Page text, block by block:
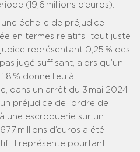
(19,6 millions d’euros).
échelle de préjudice
en termes relatifs ; tout juste
représentant 0,25 % des
jugé suffisant, alors qu’un
% donne lieu à
dans un arrêt du 3 mai 2024
préjudice de l’ordre de
une escroquerie sur un
millions d’euros a été
Il représente pourtant